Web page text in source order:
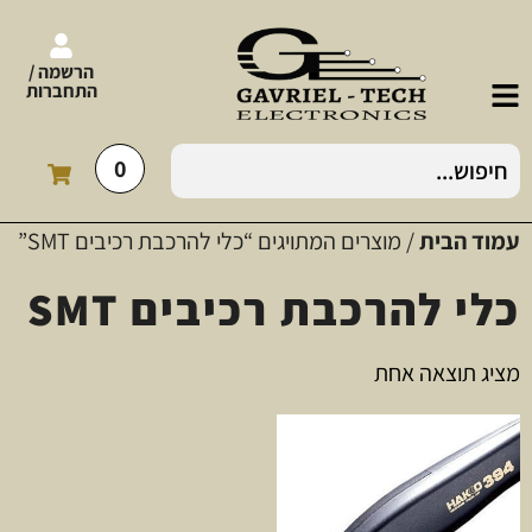
הרשמה /
התחברות
0
עמוד הבית/ מוצרים המתויגים “כלי להרכבת רכיבים SMT”
כלי להרכבת רכיבים SMT
מציג תוצאה אחת